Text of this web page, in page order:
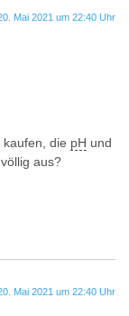
Mai 2021 um 22:40 Uhr
die pH und
völlig aus?
Mai 2021 um 22:40 Uhr